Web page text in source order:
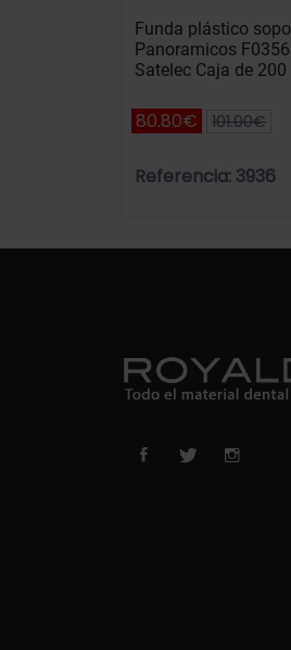
Funda plástico
Panoramicos
Satelec Caja de
80.80€ 101.00€
Referencia: 3936